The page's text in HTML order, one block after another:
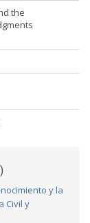
the
y la
Civil y